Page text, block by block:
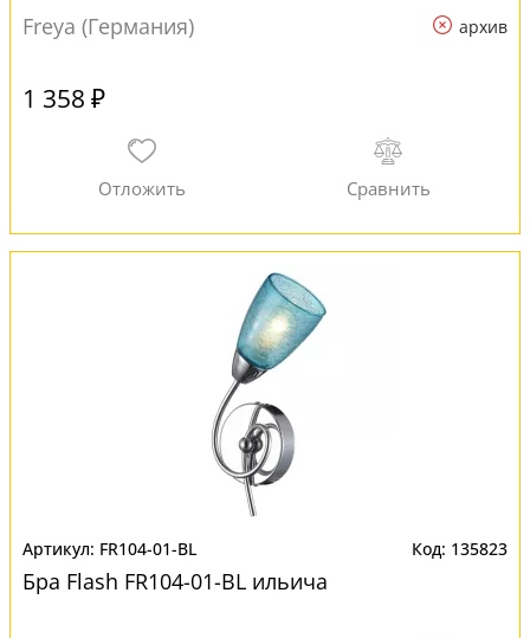
Freya (Германия) архив
1 358 ₽
FR104-01-BL 135823
Бра Flash FR104-01-BL ильича